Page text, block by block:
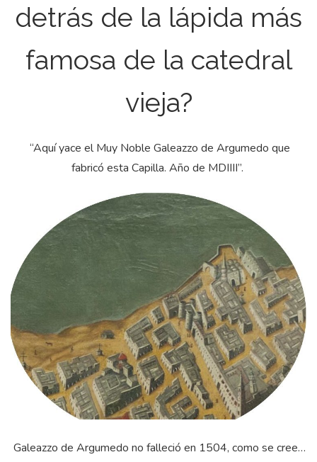
detrás de la lápida más
famosa de la catedral
vieja?
“Aquí yace el Muy Noble Galeazzo de Argumedo que
fabricó esta Capilla. Año de MDIIII”.
Galeazzo de Argumedo no falleció en 1504, como se cree…